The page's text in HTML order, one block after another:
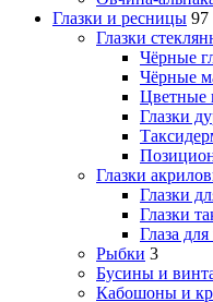
Глазки и ресницы 97
Глазки
Чёрные
Чёрные
Цветные
Глазки
Глазки
Глазки
Глазки
Глаза
Рыбки 3
Бусины и
Кабошоны и